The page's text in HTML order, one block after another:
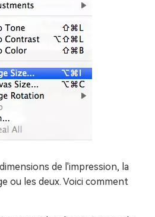
de l'impression, la
ou les deux. Voici comment